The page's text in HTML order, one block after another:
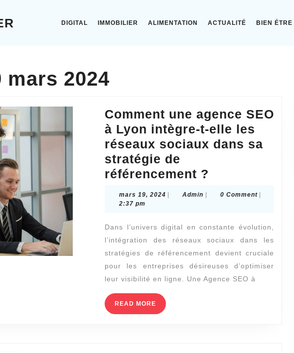
DIGITAL IMMOBILIER ALIMENTATION ACTUALITÉ BIEN ÉTRE
mars 2024
Comment une agence SEO
à Lyon intègre-t-elle les
réseaux sociaux dans sa
stratégie de
référencement ?
à
Lyon
intègre-
t-
mars 19, 2024 mars Admin Admin0 Comment
2:37 pm
Dans l’univers digital en constante évolution,
l’intégration des réseaux sociaux dans les
stratégies de référencement devient cruciale
pour les entreprises désireuses d’optimiser
leur visibilité en ligne. Une Agence SEO à
READ MORE READ
MORE